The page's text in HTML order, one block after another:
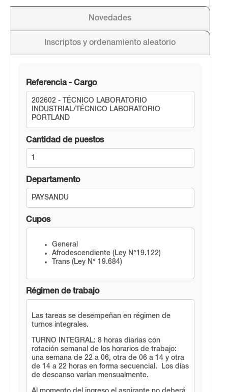
Novedades
Inscriptos y ordenamiento aleatorio
Referencia - Cargo
202602 - TÉCNICO LABORATORIO
INDUSTRIAL/TÉCNICO LABORATORIO
PORTLAND
Cantidad de puestos
1
Departamento
PAYSANDU
Cupos
General
Afrodescendiente (Ley N°19.122)
Trans (Ley N° 19.684)
Régimen de trabajo
Las tareas se desempeñan en régimen de
turnos integrales.
TURNO INTEGRAL: 8 horas diarias con
rotación semanal de los horarios de trabajo:
una semana de 22 a 06, otra de 06 a 14 y otra
de 14 a 22 horas en forma secuencial. Los días
de descanso varían mensualmente.